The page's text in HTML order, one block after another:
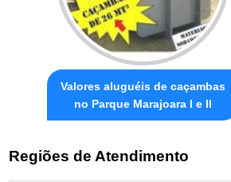
Valores aluguéis de caçambas
no Parque Marajoara I e II
Regiões de Atendimento